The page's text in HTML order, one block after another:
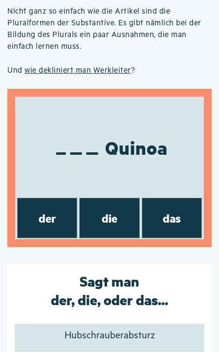
Nicht ganz so einfach wie die Artikel sind die
Pluralformen der Substantive. Es gibt nämlich bei der
Bildung des Plurals ein paar Ausnahmen, die man
einfach lernen muss.
Und wie dekliniert man Werkleiter?
Quinoa
der die das
Sagt man
der, die, oder das...
Hubschrauberabsturz